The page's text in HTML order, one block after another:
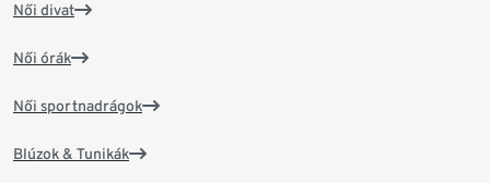
Női divat
Női órák
Női sportnadrágok
Blúzok & Tunikák